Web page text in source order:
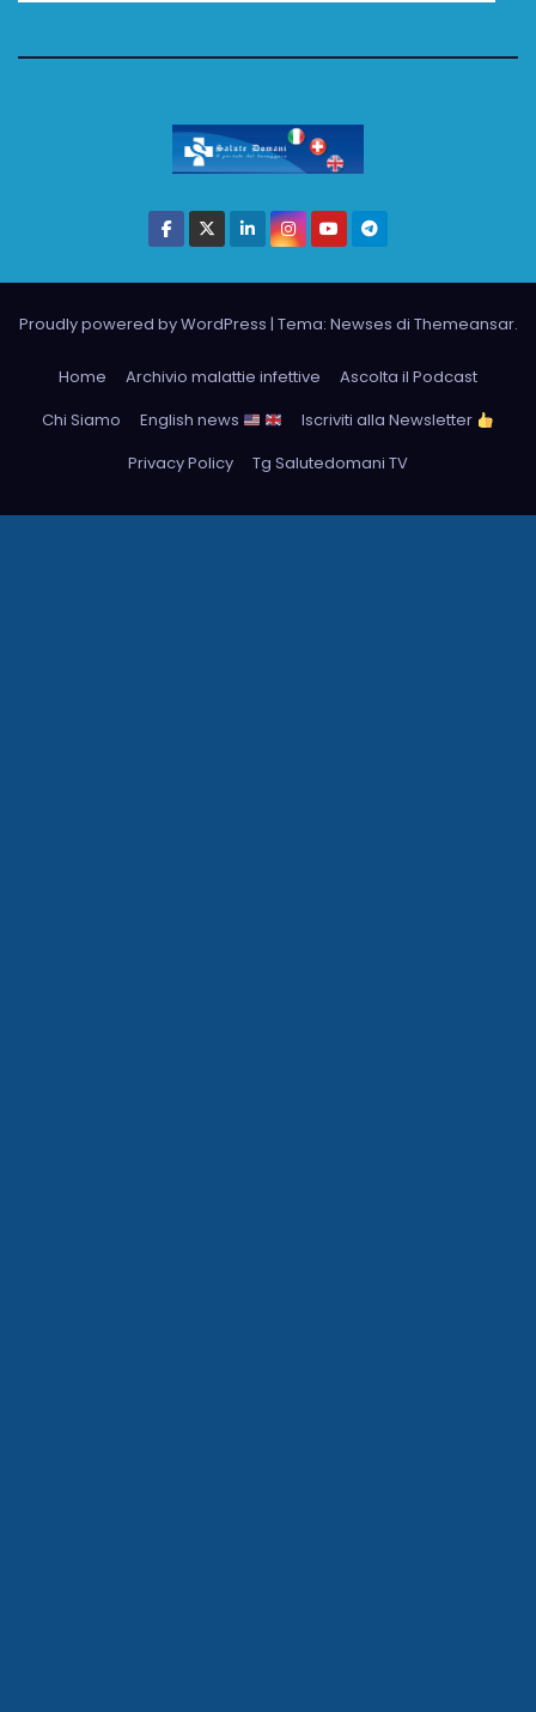
Proudly powered by WordPress | Tema: Newses di Themeansar.
Home Archivio malattie infettive
Ascolta il Podcast
Chi Siamo
English news
Iscriviti alla Newsletter
Privacy Policy
Tg Salutedomani TV